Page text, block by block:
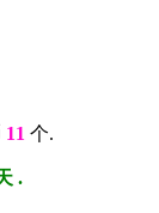
11 个.
.